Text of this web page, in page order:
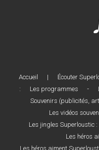
Accueil | Écouter
:
Les programmes -
Souvenirs (publicités,
Les vidéos
Les jingles Superloustic :
Les héros
Les héros aiment